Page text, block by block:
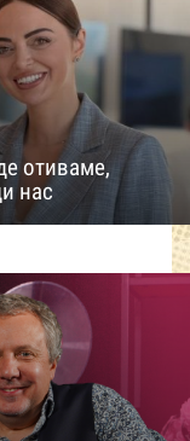
отиваме,
нас